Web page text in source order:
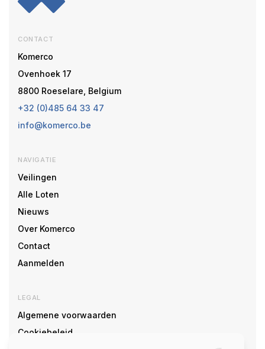
CONTACT
Komerco
Ovenhoek 17
8800 Roeselare, Belgium
+32 (0)485 64 33 47
info@komerco.be
NAVIGATIE
Veilingen
Alle Loten
Nieuws
Over Komerco
Contact
Aanmelden
LEGAL
Algemene voorwaarden
Cookiebeleid